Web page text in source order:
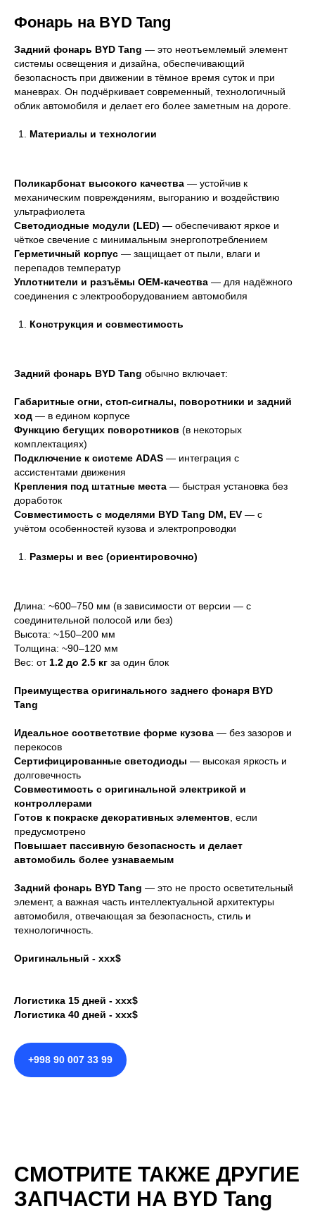
Фонарь на BYD Tang
Задний фонарь BYD Tang — это неотъемлемый элемент
системы освещения и дизайна, обеспечивающий
безопасность при движении в тёмное время суток и при
маневрах. Он подчёркивает современный, технологичный
облик автомобиля и делает его более заметным на дороге.
Материалы и технологии
Поликарбонат высокого качества — устойчив к
механическим повреждениям, выгоранию и воздействию
ультрафиолета
Светодиодные модули (LED) — обеспечивают яркое и
чёткое свечение с минимальным энергопотреблением
Герметичный корпус — защищает от пыли, влаги и
перепадов температур
Уплотнители и разъёмы OEM-качества — для надёжного
соединения с электрооборудованием автомобиля
Конструкция и совместимость
Задний фонарь BYD Tang обычно включает:
Габаритные огни, стоп-сигналы, поворотники и задний
ход — в едином корпусе
Функцию бегущих поворотников (в некоторых
комплектациях)
Подключение к системе ADAS — интеграция с
ассистентами движения
Крепления под штатные места — быстрая установка без
доработок
Совместимость с моделями BYD Tang DM, EV — с
учётом особенностей кузова и электропроводки
Размеры и вес (ориентировочно)
Длина: ~600–750 мм (в зависимости от версии — с
соединительной полосой или без)
Высота: ~150–200 мм
Толщина: ~90–120 мм
Вес: от 1.2 до 2.5 кг за один блок
Преимущества оригинального заднего фонаря BYD
Tang
Идеальное соответствие форме кузова — без зазоров и
перекосов
Сертифицированные светодиоды — высокая яркость и
долговечность
Совместимость с оригинальной электрикой и
контроллерами
Готов к покраске декоративных элементов , если
предусмотрено
Повышает пассивную безопасность и делает
автомобиль более узнаваемым
Задний фонарь BYD Tang — это не просто осветительный
элемент, а важная часть интеллектуальной архитектуры
автомобиля, отвечающая за безопасность, стиль и
технологичность.
Оригинальный - ххх$
Логистика 15 дней - ххх$
Логистика 40 дней - ххх$
+998 90 007 33 99
СМОТРИТЕ ТАКЖЕ ДРУГИЕ
ЗАПЧАСТИ НА BYD Tang